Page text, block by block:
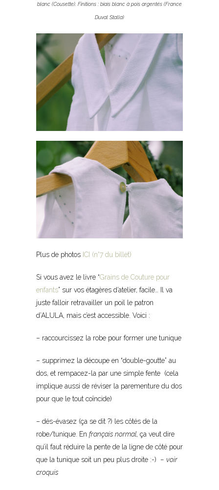
blanc (Cousette). Finitions : biais blanc à pois argentés (France
Duval Stalla)
Plus de photos ICI (n°7 du billet)
Si vous avez le livre “Grains de Couture pour
enfants” sur vos étagères d’atelier, facile… Il va
juste falloir retravailler un poil le patron
d’ALULA, mais c’est accessible. Voici :
– raccourcissez la robe pour former une tunique
– supprimez la découpe en “double-goutte” au
dos, et rempacez-la par une simple fente (cela
implique aussi de réviser la parementure du dos
pour que le tout coïncide)
– dés-évasez (ça se dit ?) les côtés de la
robe/tunique. En français normal, ça veut dire
qu’il faut réduire la pente de la ligne de côté pour
que la tunique soit un peu plus droite :-) – voir
croquis